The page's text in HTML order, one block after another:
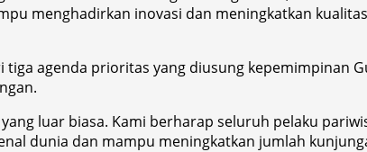
menghadirkan inovasi dan meningkatkan
agenda prioritas yang diusung kepemimpinan
luar biasa. Kami berharap seluruh pelaku
dunia dan mampu meningkatkan jumlah